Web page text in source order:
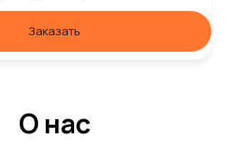
Заказать
О нас